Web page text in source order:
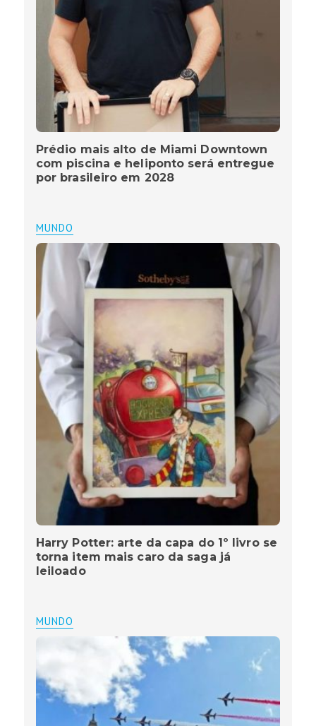
Prédio mais alto de Miami Downtown
com piscina e heliponto será entregue
por brasileiro em 2028
MUNDO
Harry Potter: arte da capa do 1º livro se
torna item mais caro da saga já
leiloado
MUNDO